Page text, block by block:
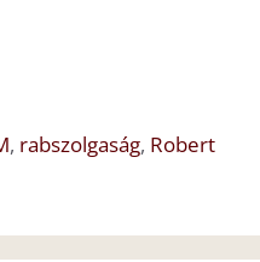
, rabszolgaság, Robert